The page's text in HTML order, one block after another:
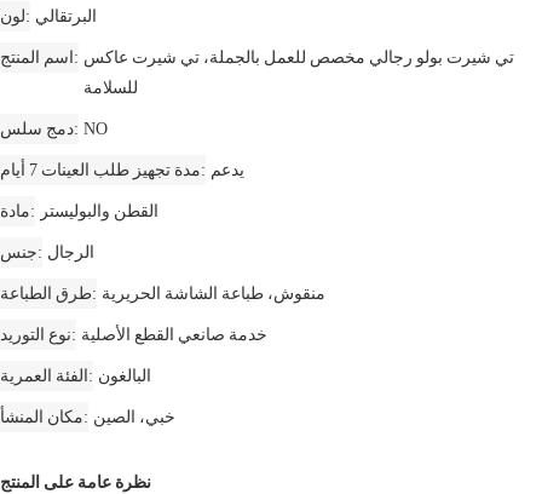
لون البرتقالي
اسم المنتج
تي شيرت بولو رجالي مخصص للعمل بالجملة، تي شيرت عاكس
للسلامة
دمج سلس NO
مدة تجهيز طلب العينات 7 أيام يدعم
مادة القطن والبوليستر
جنس الرجال
طرق الطباعة منقوش، طباعة الشاشة الحريرية
نوع التوريد خدمة صانعي القطع الأصلية
الفئة العمرية البالغون
مكان المنشأ خبي، الصين
نظرة عامة على المنتج